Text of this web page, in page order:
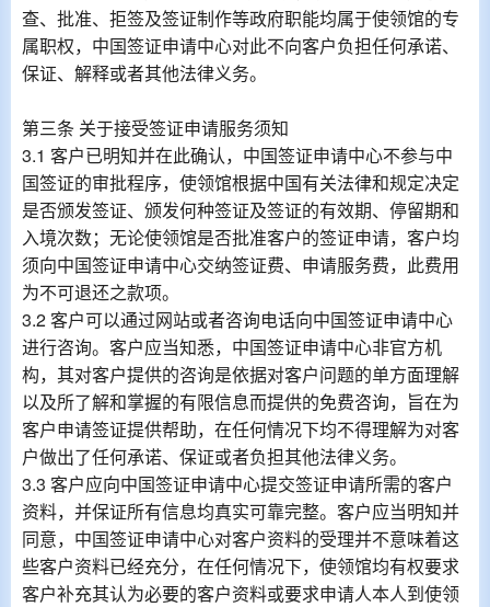
查、批准、拒签及签证制作等政府职能均属于使领馆的专
属职权，中国签证申请中心对此不向客户负担任何承诺、
保证、解释或者其他法律义务。
第三条 关于接受签证申请服务须知
3.1 客户已明知并在此确认，中国签证申请中心不参与中
国签证的审批程序，使领馆根据中国有关法律和规定决定
是否颁发签证、颁发何种签证及签证的有效期、停留期和
入境次数；无论使领馆是否批准客户的签证申请，客户均
须向中国签证申请中心交纳签证费、申请服务费，此费用
为不可退还之款项。
3.2 客户可以通过网站或者咨询电话向中国签证申请中心
进行咨询。客户应当知悉，中国签证申请中心非官方机
构，其对客户提供的咨询是依据对客户问题的单方面理解
以及所了解和掌握的有限信息而提供的免费咨询，旨在为
客户申请签证提供帮助，在任何情况下均不得理解为对客
户做出了任何承诺、保证或者负担其他法律义务。
3.3 客户应向中国签证申请中心提交签证申请所需的客户
资料，并保证所有信息均真实可靠完整。客户应当明知并
同意，中国签证申请中心对客户资料的受理并不意味着这
些客户资料已经充分，在任何情况下，使领馆均有权要求
客户补充其认为必要的客户资料或要求申请人本人到使领